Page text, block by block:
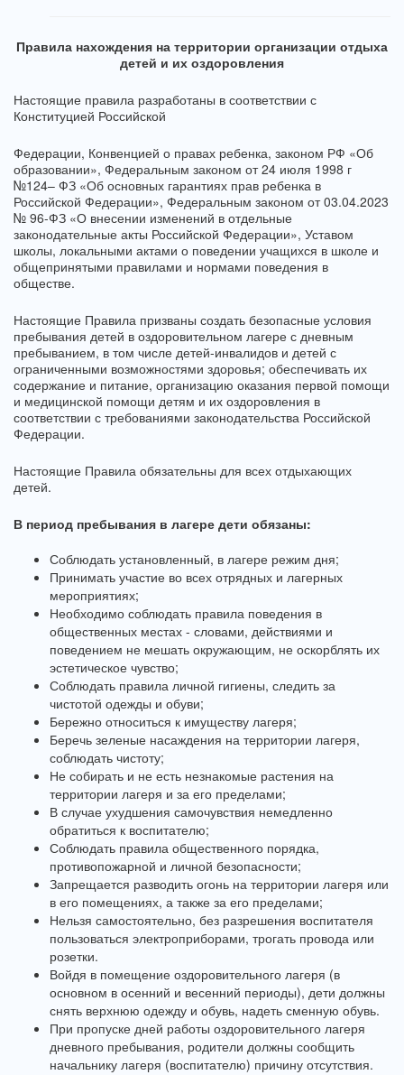
Правила нахождения на территории организации отдыха
детей и их оздоровления
Настоящие правила разработаны в соответствии с
Конституцией Российской
Федерации, Конвенцией о правах ребенка, законом РФ «Об
образовании», Федеральным законом от 24 июля 1998 г
№124– ФЗ «Об основных гарантиях прав ребенка в
Российской Федерации», Федеральным законом от 03.04.2023
№ 96-ФЗ «О внесении изменений в отдельные
законодательные акты Российской Федерации», Уставом
школы, локальными актами о поведении учащихся в школе и
общепринятыми правилами и нормами поведения в
обществе.
Настоящие Правила призваны создать безопасные условия
пребывания детей в оздоровительном лагере с дневным
пребыванием, в том числе детей-инвалидов и детей с
ограниченными возможностями здоровья; обеспечивать их
содержание и питание, организацию оказания первой помощи
и медицинской помощи детям и их оздоровления в
соответствии с требованиями законодательства Российской
Федерации.
Настоящие Правила обязательны для всех отдыхающих
детей.
В период пребывания в лагере дети обязаны:
Соблюдать установленный, в лагере режим дня;
Принимать участие во всех отрядных и лагерных
мероприятиях;
Необходимо соблюдать правила поведения в
общественных местах - словами, действиями и
поведением не мешать окружающим, не оскорблять их
эстетическое чувство;
Соблюдать правила личной гигиены, следить за
чистотой одежды и обуви;
Бережно относиться к имуществу лагеря;
Беречь зеленые насаждения на территории лагеря,
соблюдать чистоту;
Не собирать и не есть незнакомые растения на
территории лагеря и за его пределами;
В случае ухудшения самочувствия немедленно
обратиться к воспитателю;
Соблюдать правила общественного порядка,
противопожарной и личной безопасности;
Запрещается разводить огонь на территории лагеря или
в его помещениях, а также за его пределами;
Нельзя самостоятельно, без разрешения воспитателя
пользоваться электроприборами, трогать провода или
розетки.
Войдя в помещение оздоровительного лагеря (в
основном в осенний и весенний периоды), дети должны
снять верхнюю одежду и обувь, надеть сменную обувь.
При пропуске дней работы оздоровительного лагеря
дневного пребывания, родители должны сообщить
начальнику лагеря (воспитателю) причину отсутствия.